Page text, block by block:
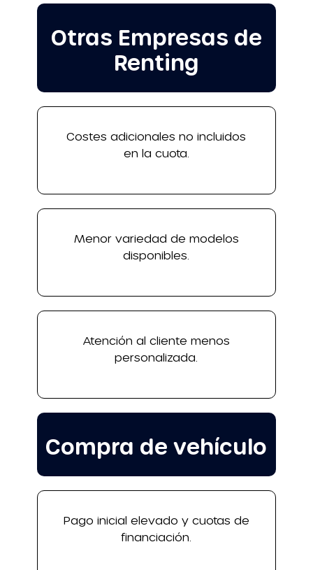
Otras Empresas de
Renting
Compra de vehículo
Costes adicionales no incluidos
en la cuota.
Pago inicial elevado y cuotas de
financiación.
Menor variedad de modelos
disponibles.
Atención al cliente menos
personalizada.